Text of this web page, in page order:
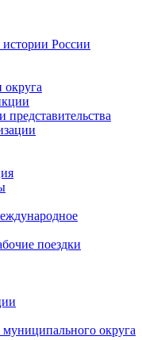
России
округа
поездки
округа